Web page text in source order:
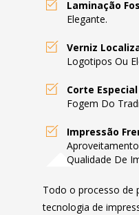
Laminação
Elegante.
Verniz
Logotipos Ou
Corte Especial
Fogem Do
Impressão
Qualidade De
Todo o processo de
tecnologia de